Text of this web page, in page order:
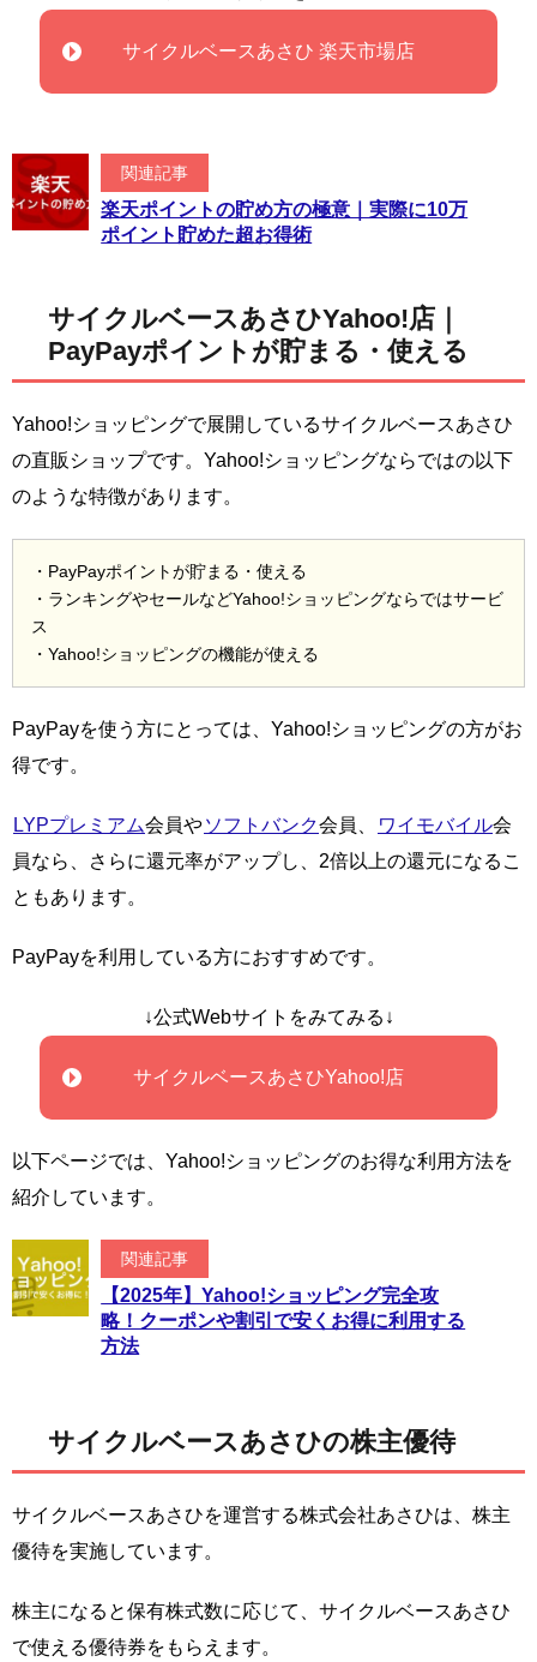
サイクルベースあさひ 楽天市場店
関連記事
楽天ポイントの貯め方の極意｜実際に10万
ポイント貯めた超お得術
サイクルベースあさひYahoo!店｜
PayPayポイントが貯まる・使える
Yahoo!ショッピングで展開しているサイクルベースあさひ
の直販ショップです。Yahoo!ショッピングならではの以下
のような特徴があります。
・PayPayポイントが貯まる・使える
・ランキングやセールなどYahoo!ショッピングならではサービ
ス
・Yahoo!ショッピングの機能が使える
PayPayを使う方にとっては、Yahoo!ショッピングの方がお
得です。
LYPプレミアム会員やソフトバンク会員、 ワイモバイル会
員なら、さらに還元率がアップし、2倍以上の還元になるこ
ともあります。
PayPayを利用している方におすすめです。
↓公式Webサイトをみてみる↓
サイクルベースあさひYahoo!店
以下ページでは、Yahoo!ショッピングのお得な利用方法を
紹介しています。
関連記事
【2025年】Yahoo!ショッピング完全攻
略！クーポンや割引で安くお得に利用する
方法
サイクルベースあさひの株主優待
サイクルベースあさひを運営する株式会社あさひは、株主
優待を実施しています。
株主になると保有株式数に応じて、サイクルベースあさひ
で使える優待券をもらえます。